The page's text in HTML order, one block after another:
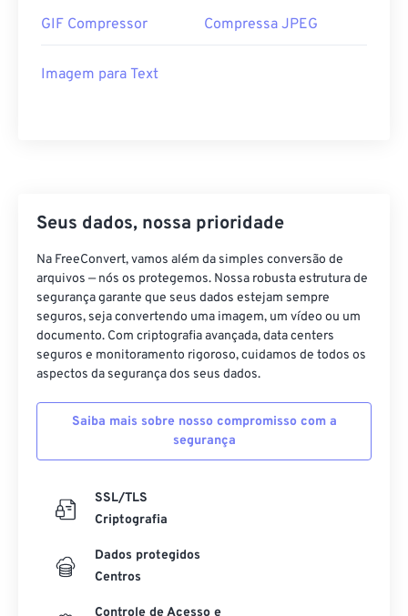
GIF Compressor Compressa JPEG
Imagem para Text
Seus dados, nossa prioridade
Na FreeConvert, vamos além da simples conversão de
arquivos — nós os protegemos. Nossa robusta estrutura de
segurança garante que seus dados estejam sempre
seguros, seja convertendo uma imagem, um vídeo ou um
documento. Com criptografia avançada, data centers
seguros e monitoramento rigoroso, cuidamos de todos os
aspectos da segurança dos seus dados.
Saiba mais sobre nosso compromisso com a
segurança
SSL/TLS
Criptografia
Dados protegidos
Centros